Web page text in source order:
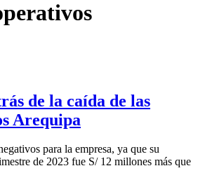
de la caída de las
Arequipa
para la empresa, ya que su
de 2023 fue S/ 12 millones más que